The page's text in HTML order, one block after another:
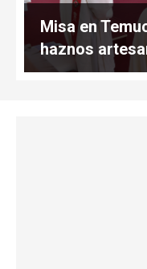
Misa en
haznos